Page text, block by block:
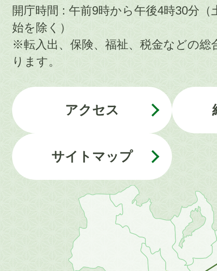
開庁時間 : 午前9時から午後4時30分（
始を除く）
※転入出、保険、福祉、税金などの総
ります。
アクセス
サイトマップ
畿
地
方
の